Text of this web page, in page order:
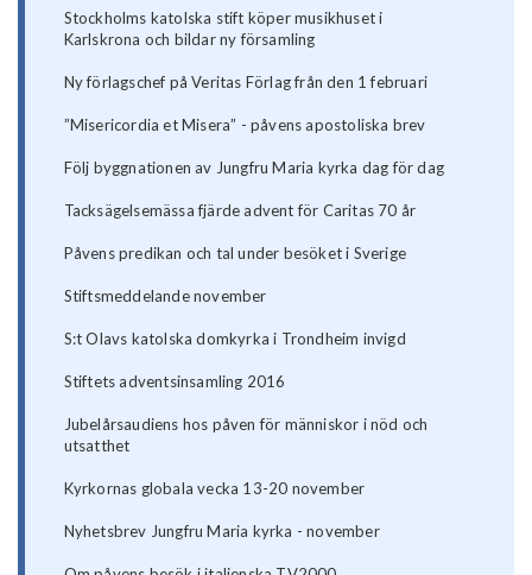
Stockholms katolska stift köper musikhuset i
Karlskrona och bildar ny församling
Ny förlagschef på Veritas Förlag från den 1 februari
”Misericordia et Misera” - påvens apostoliska brev
Följ byggnationen av Jungfru Maria kyrka dag för dag
Tacksägelsemässa fjärde advent för Caritas 70 år
Påvens predikan och tal under besöket i Sverige
Stiftsmeddelande november
S:t Olavs katolska domkyrka i Trondheim invigd
Stiftets adventsinsamling 2016
Jubelårsaudiens hos påven för människor i nöd och
utsatthet
Kyrkornas globala vecka 13-20 november
Nyhetsbrev Jungfru Maria kyrka - november